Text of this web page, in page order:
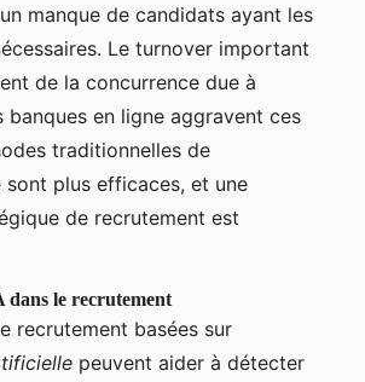
manque de candidats ayant les
Le turnover important
de la concurrence due à
banques en ligne aggravent ces
traditionnelles de
sont plus efficaces, et une
de recrutement est
le recrutement
recrutement basées sur
peuvent aider à détecter